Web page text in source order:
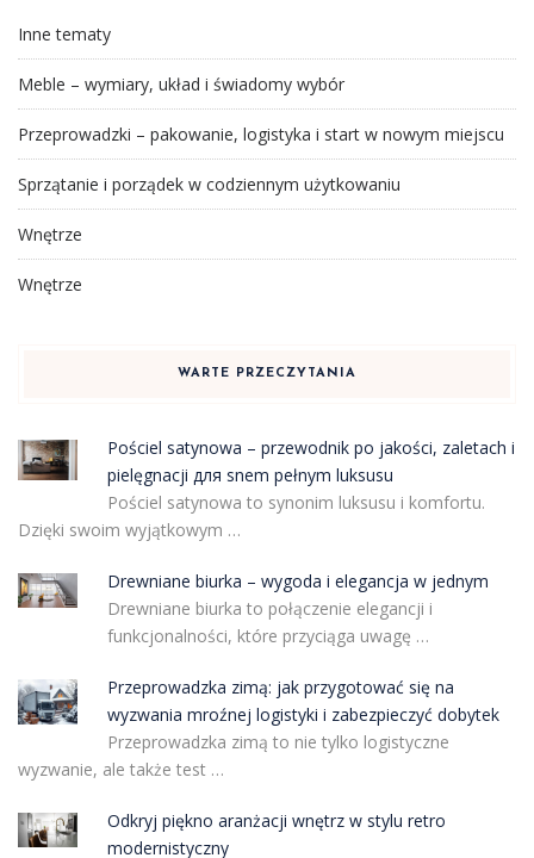
Inne tematy
Meble – wymiary, układ i świadomy wybór
Przeprowadzki – pakowanie, logistyka i start w nowym miejscu
Sprzątanie i porządek w codziennym użytkowaniu
Wnętrze
Wnętrze
WARTE PRZECZYTANIA
Pościel satynowa – przewodnik po jakości, zaletach i
pielęgnacji для snem pełnym luksusu
Pościel satynowa to synonim luksusu i komfortu.
Dzięki swoim wyjątkowym …
Drewniane biurka – wygoda i elegancja w jednym
Drewniane biurka to połączenie elegancji i
funkcjonalności, które przyciąga uwagę …
Przeprowadzka zimą: jak przygotować się na
wyzwania mroźnej logistyki i zabezpieczyć dobytek
Przeprowadzka zimą to nie tylko logistyczne
wyzwanie, ale także test …
Odkryj piękno aranżacji wnętrz w stylu retro
modernistyczny